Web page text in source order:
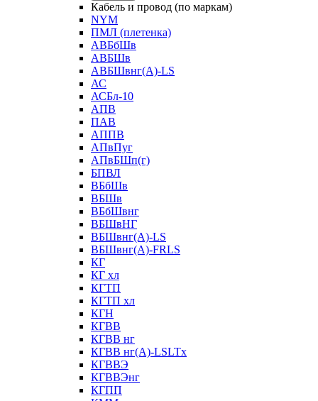
Кабель и провод (по маркам)
NYM
ПМЛ (плетенка)
АВБбШв
АВБШв
АВБШвнг(А)-LS
АС
АСБл-10
АПВ
ПАВ
АППВ
АПвПуг
АПвБШп(г)
БПВЛ
ВБбШв
ВБШв
ВБбШвнг
ВБШвНГ
ВБШвнг(А)-LS
ВБШвнг(А)-FRLS
КГ
КГ хл
КГТП
КГТП хл
КГН
КГВВ
КГВВ нг
КГВВ нг(А)-LSLTx
КГВВЭ
КГВВЭнг
КГПП